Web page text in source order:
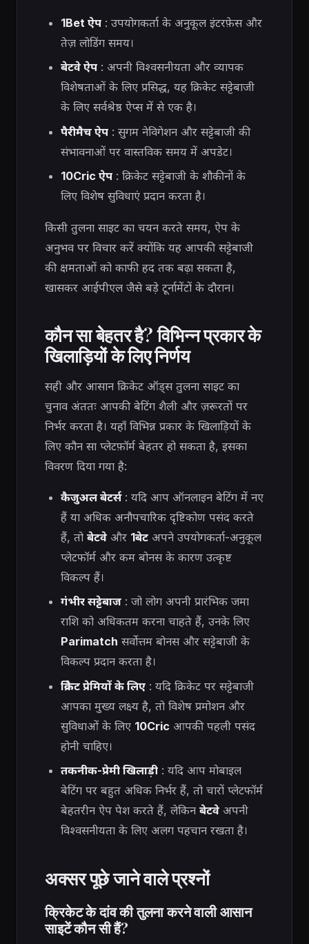
1Bet ऐप: उपयोगकर्ता के अनुकूल इंटरफ़ेस और
तेज़ लोडिंग समय।
बेटवे ऐप: अपनी विश्वसनीयता और व्यापक
विशेषताओं के लिए प्रसिद्ध, यह क्रिकेट सट्टेबाजी
के लिए सर्वश्रेष्ठ ऐप्स में से एक है।
पैरीमैच ऐप: सुगम नेविगेशन और सट्टेबाजी की
संभावनाओं पर वास्तविक समय में अपडेट।
10Cric ऐप: क्रिकेट सट्टेबाजी के शौकीनों के
लिए विशेष सुविधाएं प्रदान करता है।
किसी तुलना साइट का चयन करते समय, ऐप के
अनुभव पर विचार करें क्योंकि यह आपकी सट्टेबाजी
की क्षमताओं को काफी हद तक बढ़ा सकता है,
खासकर आईपीएल जैसे बड़े टूर्नामेंटों के दौरान।
कौन सा बेहतर है? विभिन्न प्रकार के
खिलाड़ियों के लिए निर्णय
सही और आसान क्रिकेट ऑड्स तुलना साइट का
चुनाव अंततः आपकी बेटिंग शैली और ज़रूरतों पर
निर्भर करता है। यहाँ विभिन्न प्रकार के खिलाड़ियों के
लिए कौन सा प्लेटफ़ॉर्म बेहतर हो सकता है, इसका
विवरण दिया गया है:
कैजुअल बेटर्स: यदि आप ऑनलाइन बेटिंग में नए
हैं या अधिक अनौपचारिक दृष्टिकोण पसंद करते
हैं, तो बेटवेऔर 1बेटअपने उपयोगकर्ता-अनुकूल
प्लेटफॉर्म और कम बोनस के कारण उत्कृष्ट
विकल्प हैं।
गंभीर सट्टेबाज: जो लोग अपनी प्रारंभिक जमा
राशि को अधिकतम करना चाहते हैं, उनके लिए
Parimatch सर्वोत्तम बोनस और सट्टेबाजी के
विकल्प प्रदान करता है।
क्रिकेट प्रेमियों के लिए: यदि क्रिकेट पर सट्टेबाजी
आपका मुख्य लक्ष्य है, तो विशेष प्रमोशन और
सुविधाओं के लिए 10Cricआपकी पहली पसंद
होनी चाहिए।
तकनीक-प्रेमी खिलाड़ी: यदि आप मोबाइल
बेटिंग पर बहुत अधिक निर्भर हैं, तो चारों प्लेटफॉर्म
बेहतरीन ऐप पेश करते हैं, लेकिन बेटवेअपनी
विश्वसनीयता के लिए अलग पहचान रखता है।
अक्सर पूछे जाने वाले प्रश्नों
क्रिकेट के दांव की तुलना करने वाली आसान
साइटें कौन सी हैं?